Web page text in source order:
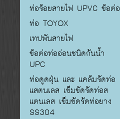
ท่อร้อยสายไฟ UPVC ข้อต่อ
ท่อ TOYOX
เทปพันสายไฟ
ข้อต่อท่ออ่อนชนิดกันน้ำ
UPC
ท่อดูดฝุ่น และ แคล้มรัดท่อ
แสตนเลส เข็มขัดรัดท่อส
แตนเลส เข็มขัดรัดท่อยาง
SS304